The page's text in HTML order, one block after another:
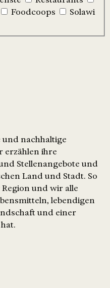
Foodcoops
Solawi
und nachhaltige
erzählen ihre
Stellenangebote und
Land und Stadt. So
und wir alle
lebendigen
und einer